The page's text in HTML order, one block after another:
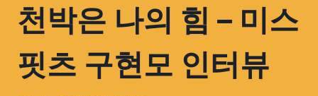
천박은 나의 힘 – 미스
핏츠 구현모 인터뷰